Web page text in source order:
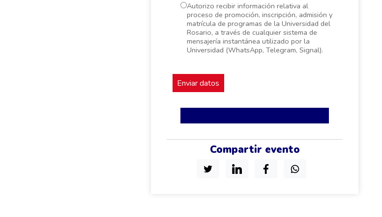
Autorizo recibir información relativa al
proceso de promoción, inscripción, admisión y
matrícula de programas de la Universidad del
Rosario, a través de cualquier sistema de
mensajería instantánea utilizado por la
Universidad (WhatsApp, Telegram, Signal).
Compartir evento